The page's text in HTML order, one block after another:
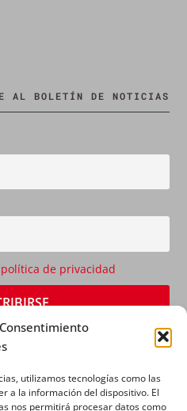
utilizamos tecnologías como las
a la información del dispositivo. El
nos permitirá procesar datos como
AL BOLETÍN DE NOTICIAS
de privacidad